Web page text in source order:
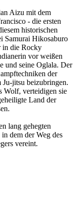
Aizu mit dem
- die ersten
historischen
Samurai Hikosaburo
in die Rocky
vor weißen
und seine Oglala. Der
der
Ju-jitsu beizubringen.
Wolf, verteidigen sie
Land der
lang gehegten
dem der Weg des
vereint.